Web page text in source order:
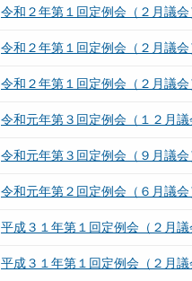
令和２年第１回定例会（２月議
令和２年第１回定例会（２月議会
令和２年第１回定例会（２月議会
令和元年第３回定例会（１２月
令和元年第３回定例会（９月議
令和元年第２回定例会（６月議
平成３１年第１回定例会（２月
平成３１年第１回定例会（２月